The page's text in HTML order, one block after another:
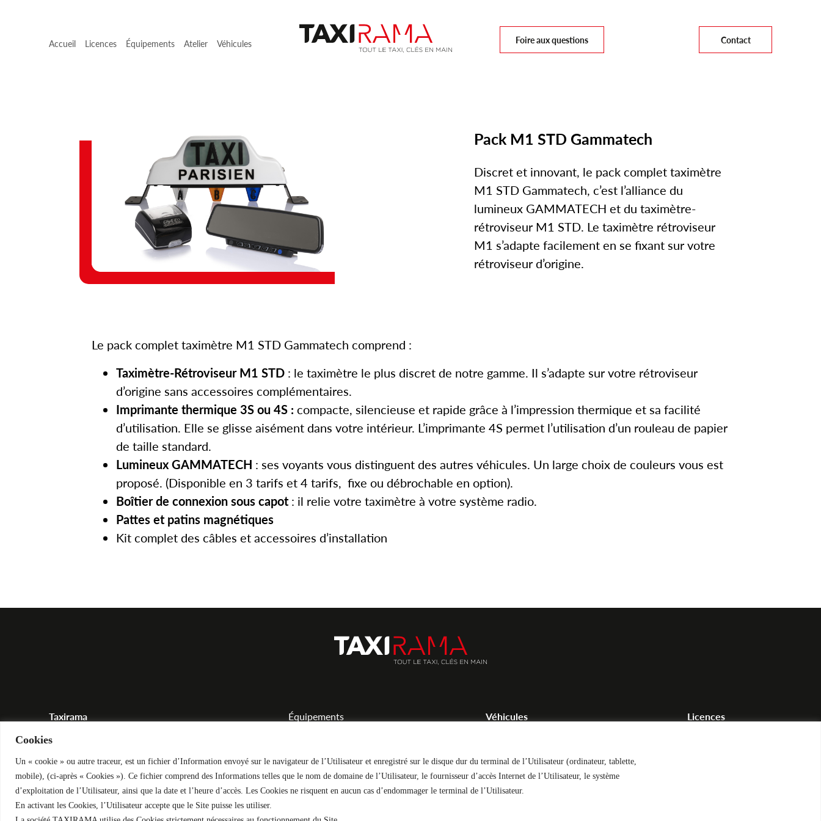
Cookies
Un « cookie » ou autre traceur, est un fichier d’Information envoyé sur le navigateur de l’Utilisateur et enregistré sur le disque dur du terminal de l’Utilisateur (ordinateur, tablette,
mobile), (ci-après « Cookies »). Ce fichier comprend des Informations telles que le nom de domaine de l’Utilisateur, le fournisseur d’accès Internet de l’Utilisateur, le système
d’exploitation de l’Utilisateur, ainsi que la date et l’heure d’accès. Les Cookies ne risquent en aucun cas d’endommager le terminal de l’Utilisateur.
En activant les Cookies, l’Utilisateur accepte que le Site puisse les utiliser.
Accueil Licences Équipements Atelier Véhicules Foire aux questions Contact
Pack M1 STD Gammatech
Discret et innovant, le pack complet taximètre
M1 STD Gammatech, c’est l’alliance du
lumineux GAMMATECH et du taximètre-
rétroviseur M1 STD. Le taximètre rétroviseur
M1 s’adapte facilement en se fixant sur votre
rétroviseur d’origine.
Le pack complet taximètre M1 STD Gammatech comprend :
Taximètre-Rétroviseur M1 STD : le taximètre le plus discret de notre gamme. Il s’adapte sur votre rétroviseur
d’origine sans accessoires complémentaires.
Imprimante thermique 3Sou 4S : compacte, silencieuse et rapide grâce à l’impression thermique et sa facilité
d’utilisation. Elle se glisse aisément dans votre intérieur. L’imprimante 4S permet l’utilisation d’un rouleau de papier
de taille standard.
Lumineux GAMMATECH : ses voyants vous distinguent des autres véhicules. Un large choix de couleurs vous est
proposé. (Disponible en 3 tarifs et 4 tarifs, fixe ou débrochable en option).
Boîtier de connexion sous capot : il relie votre taximètre à votre système radio.
Pattes et patins magnétiques
Kit complet des câbles et accessoires d’installation
Taxirama
8 rue de Belfort 92110 Clichy
contact@taxirama.fr
Tél : 01.41.27.66.67
Équipements
Rendez-vous Atelier
Foire aux questions
Véhicules
Financer un véhicule
Licences